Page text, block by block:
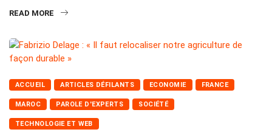
READ MORE
ACCUEIL ARTICLES DÉFILANTS ECONOMIE FRANCE
MAROC PAROLE D'EXPERTS SOCIÉTÉ
TECHNOLOGIE ET WEB